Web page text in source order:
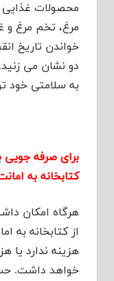
محصولات غذایی
مرغ، تخم مرغ و
خواندن تاریخ
دو نشان می
به سلامتی خود
برای صرفه جویی
کتابخانه به
هرگاه امکان
از کتابخانه به
هزینه ندارد یا
خواهد داشت.